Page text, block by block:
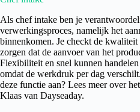
Als chef intake ben je
verwerkingsproces, namelijk het
binnenkomen. Je checkt de kwaliteit
zorgen dat de aanvoer van het
Flexibiliteit en snel kunnen
omdat de werkdruk per dag
deze functie aan? Lees meer over
Klaas van Dayseaday.